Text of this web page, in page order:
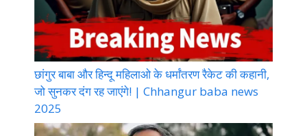
छांगुर बाबा और हिन्दू महिलाओ के धर्मांतरण रैकेट की कहानी,
जो सुनकर दंग रह जाएंगे! | Chhangur baba news
2025